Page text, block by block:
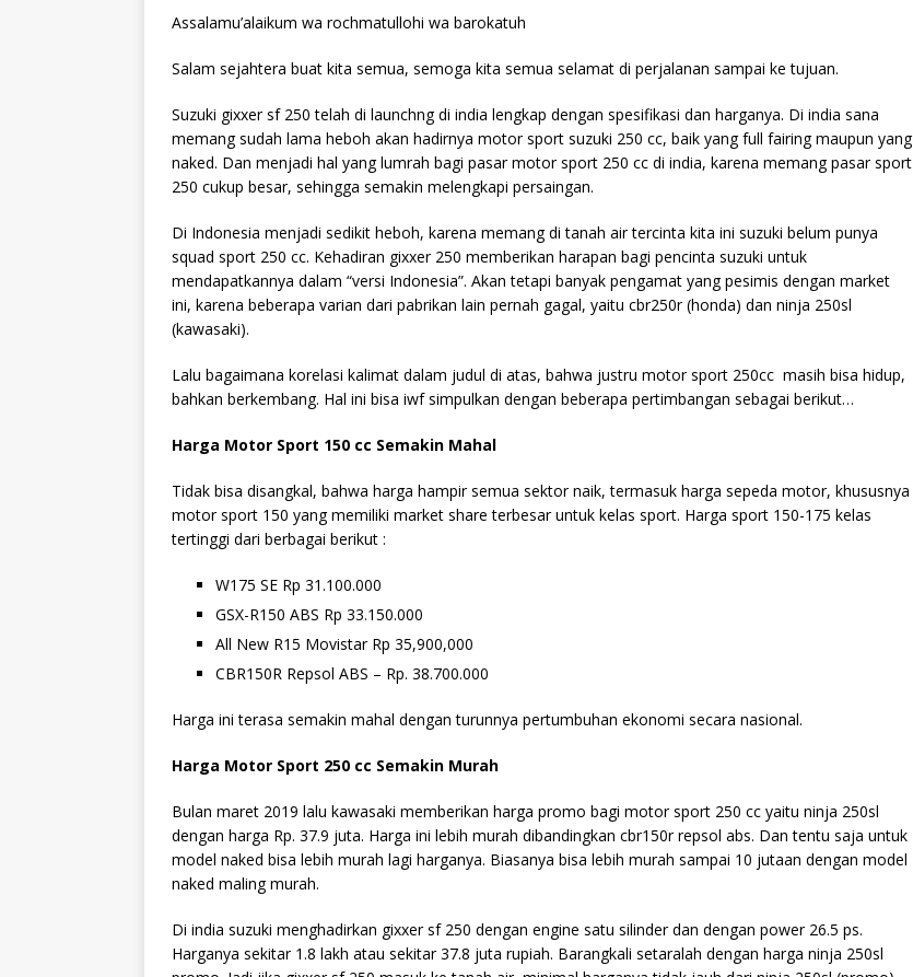
Assalamu’alaikum wa rochmatullohi wa barokatuh
Salam sejahtera buat kita semua, semoga kita semua selamat di perjalanan sampai ke tujuan.
Suzuki gixxer sf 250 telah di launchng di india lengkap dengan spesifikasi dan harganya. Di india sana
memang sudah lama heboh akan hadirnya motor sport suzuki 250 cc, baik yang full fairing maupun yang
naked. Dan menjadi hal yang lumrah bagi pasar motor sport 250 cc di india, karena memang pasar sport
250 cukup besar, sehingga semakin melengkapi persaingan.
Di Indonesia menjadi sedikit heboh, karena memang di tanah air tercinta kita ini suzuki belum punya
squad sport 250 cc. Kehadiran gixxer 250 memberikan harapan bagi pencinta suzuki untuk
mendapatkannya dalam “versi Indonesia”. Akan tetapi banyak pengamat yang pesimis dengan market
ini, karena beberapa varian dari pabrikan lain pernah gagal, yaitu cbr250r (honda) dan ninja 250sl
(kawasaki).
Lalu bagaimana korelasi kalimat dalam judul di atas, bahwa justru motor sport 250cc masih bisa hidup,
bahkan berkembang. Hal ini bisa iwf simpulkan dengan beberapa pertimbangan sebagai berikut…
Harga Motor Sport 150 cc Semakin Mahal
Tidak bisa disangkal, bahwa harga hampir semua sektor naik, termasuk harga sepeda motor, khususnya
motor sport 150 yang memiliki market share terbesar untuk kelas sport. Harga sport 150-175 kelas
tertinggi dari berbagai berikut :
W175 SE Rp 31.100.000
GSX-R150 ABS Rp 33.150.000
All New R15 Movistar Rp 35,900,000
CBR150R Repsol ABS – Rp. 38.700.000
Harga ini terasa semakin mahal dengan turunnya pertumbuhan ekonomi secara nasional.
Harga Motor Sport 250 cc Semakin Murah
Bulan maret 2019 lalu kawasaki memberikan harga promo bagi motor sport 250 cc yaitu ninja 250sl
dengan harga Rp. 37.9 juta. Harga ini lebih murah dibandingkan cbr150r repsol abs. Dan tentu saja untuk
model naked bisa lebih murah lagi harganya. Biasanya bisa lebih murah sampai 10 jutaan dengan model
naked maling murah.
Di india suzuki menghadirkan gixxer sf 250 dengan engine satu silinder dan dengan power 26.5 ps.
Harganya sekitar 1.8 lakh atau sekitar 37.8 juta rupiah. Barangkali setaralah dengan harga ninja 250sl